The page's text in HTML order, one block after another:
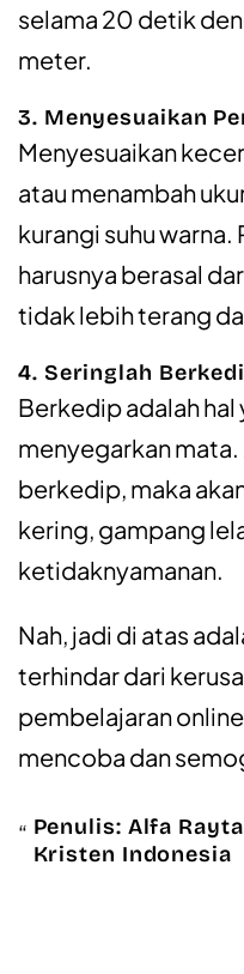
selama 20 detik
meter.
3. Menyesuaikan
Menyesuaikan
atau menambah
kurangi suhu
harusnya berasal
tidak lebih terang
4. Seringlah
Berkedip adalah hal
menyegarkan mata.
berkedip, maka
kering, gampang
ketidaknyamanan.
Nah, jadi di atas
terhindar dari
pembelajaran
mencoba dan
Penulis: Alfa
Kristen Indonesia